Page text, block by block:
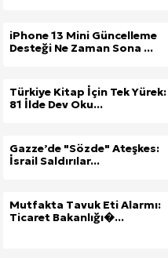
iPhone 13 Mini Güncelleme
Desteği Ne Zaman Sona ...
Türkiye Kitap İçin Tek Yürek:
81 İlde Dev Oku...
Gazze’de "Sözde" Ateşkes:
İsrail Saldırılar...
Mutfakta Tavuk Eti Alarmı:
Ticaret Bakanlığı�...